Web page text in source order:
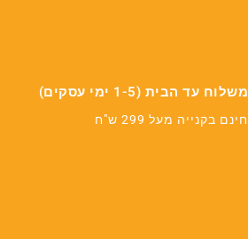
משלוח עד הבית (1-5 ימי עסקים)
חינם בקנייה מעל 299 ש"ח